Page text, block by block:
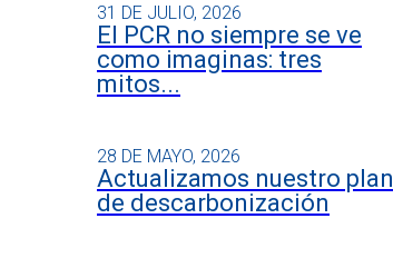
31 DE JULIO, 2026
El PCR no siempre se ve
como imaginas: tres
mitos...
28 DE MAYO, 2026
Actualizamos nuestro plan
de descarbonización